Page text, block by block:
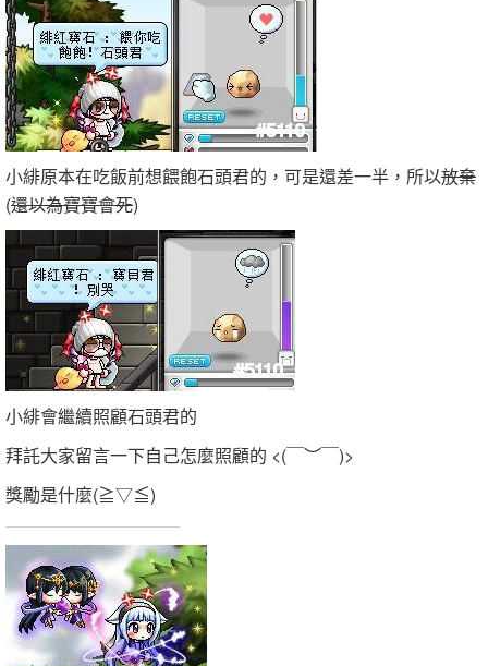
小緋原本在吃飯前想餵飽石頭君的，可是還差一半，所以放棄
(還以為寶寶會死)
小緋會繼續照顧石頭君的
拜託大家留言一下自己怎麼照顧的 <(￣︶￣)>
獎勵是什麼(≧▽≦)